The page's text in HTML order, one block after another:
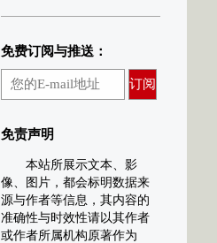
免费订阅与推送：
订阅
免责声明
本站所展示文本、影
像、图片，都会标明数据来
源与作者等信息，其内容的
准确性与时效性请以其作者
或作者所属机构原著作为